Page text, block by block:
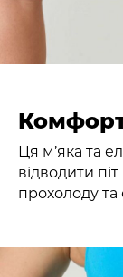
Ця м’яка та
відводити
прохолоду та